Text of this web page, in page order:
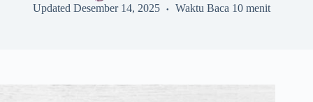
Updated Desember 14, 2025 Waktu Baca 10 menit